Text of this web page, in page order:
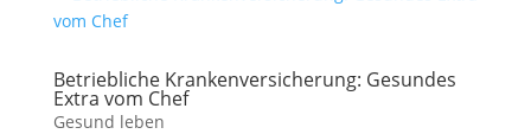
Betriebliche Krankenversicherung: Gesundes
Extra vom Chef
Gesund leben